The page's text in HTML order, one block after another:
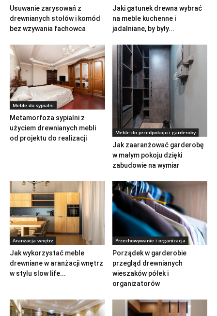
Usuwanie zarysowań z
drewnianych stołów i komód
bez wzywania fachowca
Jaki gatunek drewna wybrać
na meble kuchenne i
jadalniane, by były...
Meble do sypialni
Metamorfoza sypialni z
użyciem drewnianych mebli
od projektu do realizacji
Meble do przedpokoju i garderoby
Jak zaaranżować garderobę
w małym pokoju dzięki
zabudowie na wymiar
Aranżacja wnętrz
Jak wykorzystać meble
drewniane w aranżacji wnętrz
w stylu slow life...
Przechowywanie i organizacja
Porządek w garderobie
przegląd drewnianych
wieszaków półek i
organizatorów